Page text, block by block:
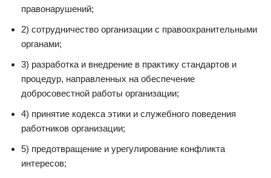
правонарушений;
2) сотрудничество организации с правоохранительными
органами;
3) разработка и внедрение в практику стандартов и
процедур, направленных на обеспечение
добросовестной работы организации;
4) принятие кодекса этики и служебного поведения
работников организации;
5) предотвращение и урегулирование конфликта
интересов;